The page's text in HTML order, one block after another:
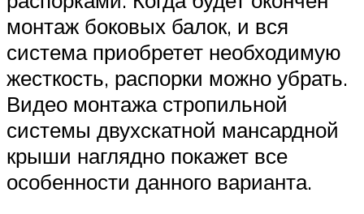
монтаж боковых балок, и вся
система приобретет необходимую
жесткость, распорки можно убрать.
Видео монтажа стропильной
системы двухскатной мансардной
крыши наглядно покажет все
особенности данного варианта.